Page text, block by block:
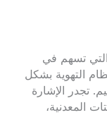
التي تسهم في
التهوية بشكل
تجدر الإشارة
المعدنية،